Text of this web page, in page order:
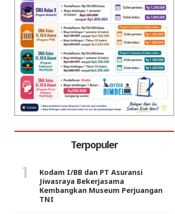
Terpopuler
Kodam I/BB dan PT Asuransi
Jiwasraya Bekerjasama
Kembangkan Museum Perjuangan
TNI